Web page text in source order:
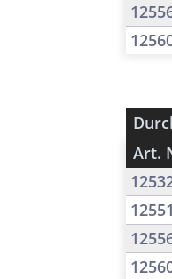
Art.